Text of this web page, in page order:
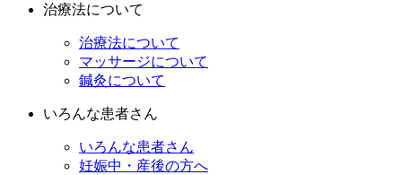
治療法について
治療法について
マッサージについて
鍼灸について
いろんな患者さん
いろんな患者さん
妊娠中・産後の方へ